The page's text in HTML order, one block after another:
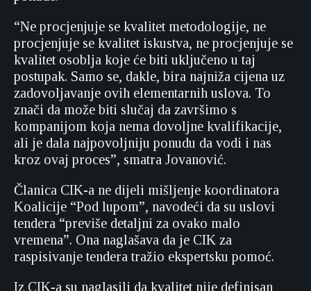
“Ne procjenjuje se kvalitet metodologije, ne
procjenjuje se kvalitet iskustva, ne procjenjuje se
kvalitet osoblja koje će biti uključeno u taj
postupak. Samo se, dakle, bira najniža cijena uz
zadovoljavanje ovih elementarnih uslova. To
znači da može biti slučaj da završimo s
kompanijom koja nema dovoljne kvalifikacije,
ali je dala najpovoljniju ponudu da vodi i nas
kroz ovaj proces”, smatra Jovanović.
Članica CIK-a ne dijeli mišljenje koordinatora
Koalicije “Pod lupom”, navodeći da su uslovi
tendera “previše detaljni za ovako malo
vremena”. Ona naglašava da je CIK za
raspisivanje tendera tražio ekspertsku pomoć.
Iz CIK-a su naglasili da kvalitet nije definisan